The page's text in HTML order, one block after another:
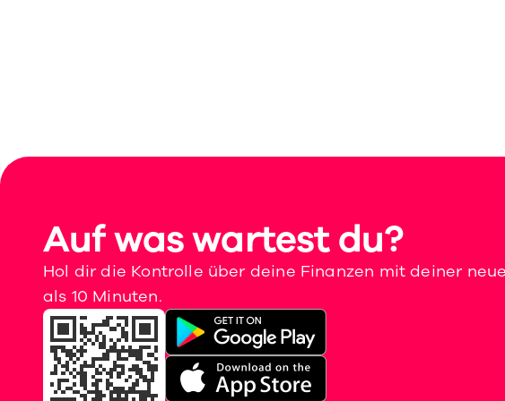
Auf was wartest du?
Hol dir die Kontrolle über deine Finanzen mit deiner
als 10 Minuten.